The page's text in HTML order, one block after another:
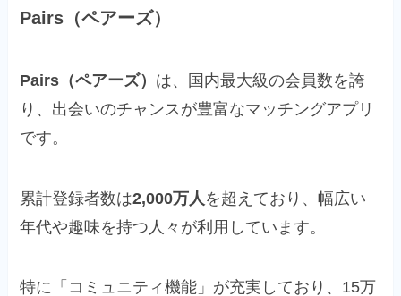
Pairs（ペアーズ）
Pairs（ペアーズ） は、国内最大級の会員数を誇
り、出会いのチャンスが豊富なマッチングアプリ
です。
累計登録者数は2,000万人 を超えており、幅広い
年代や趣味を持つ人々が利用しています。
特に「コミュニティ機能」が充実しており、15万